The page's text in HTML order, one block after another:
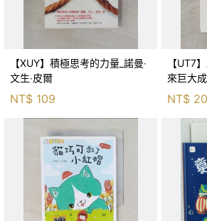
【XUY】積極思考的力量_諾曼‧
文生‧皮爾
NT$ 109
【UT7
來巨大
NT$